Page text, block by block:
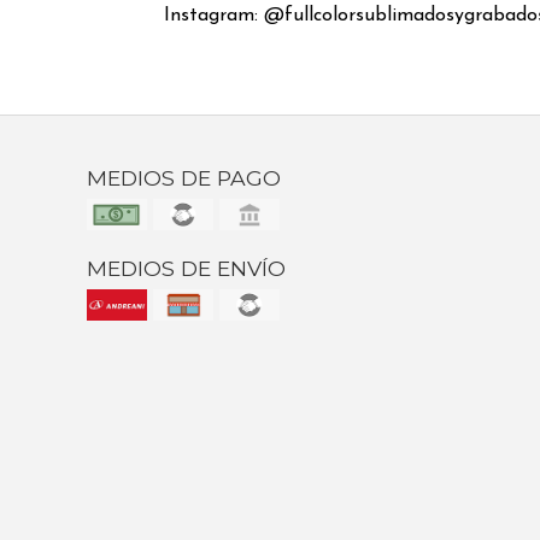
Instagram:
MEDIOS DE PAGO
MEDIOS DE ENVÍO